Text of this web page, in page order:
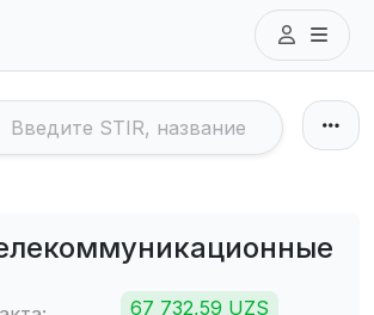
67 732,59 UZS